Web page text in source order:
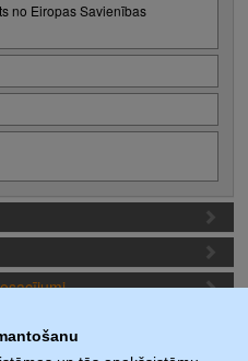
no Eiropas Savienības